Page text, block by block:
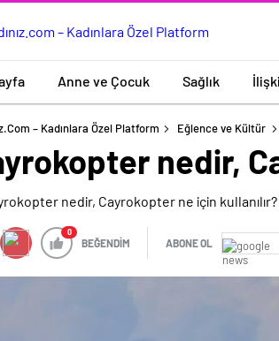
Anne ve Çocuk Sağlık
– Kadınlara Özel Platform Eğlence ve Kültür
nedir,
0
BEĞENDİM ABONE OL